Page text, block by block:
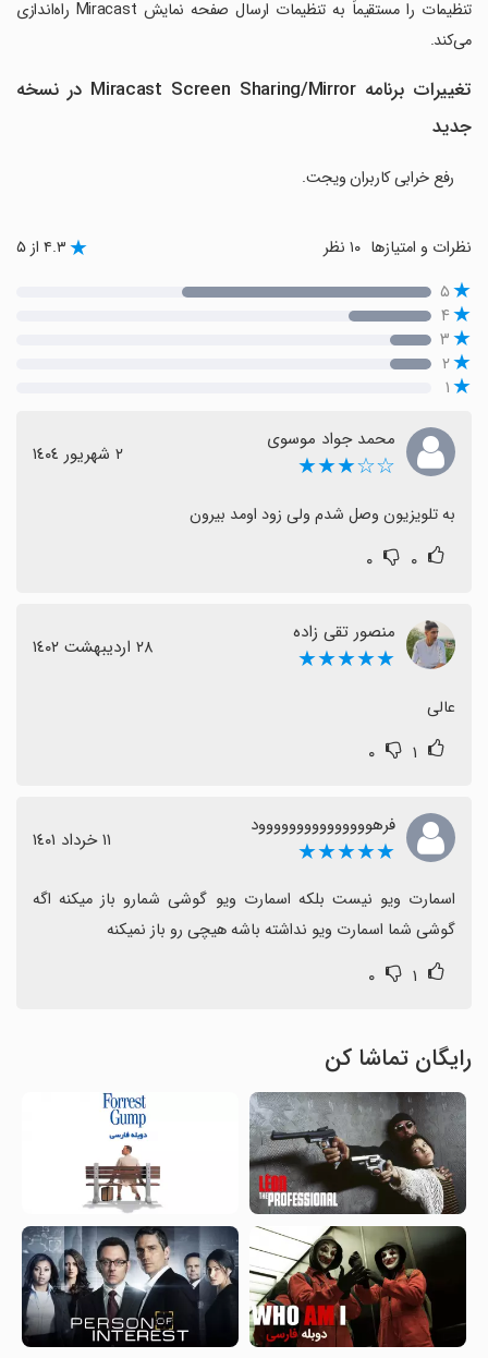
تنظیمات را مستقیماً به تنظیمات ارسال صفحه نمایش Miracast راه‌اندازی
می‌کند.
تغییرات برنامه Miracast Screen Sharing/Mirror در نسخه
جدید
رفع خرابی کاربران ویجت.
نظرات و امتیازها ۴.۳ از ۵
۵
۴
۳
۲
۱
محمد جواد موسوی
☆☆★★★ ٢ شهریور ١٤٠٤
به تلویزیون وصل شدم ولی زود اومد بیرون
۰ ۰
منصور تقی زاده
★★★★★ ٢٨ اردیبهشت ١٤٠٢
عالی
۱ ۰
فرهووووووووووووووود
★★★★★ ١١ خرداد ١٤٠١
گوشی شما اسمارت ویو نداشته باشه هیچی رو باز نمیکنه
۱ ۰
رایگان تماشا کن